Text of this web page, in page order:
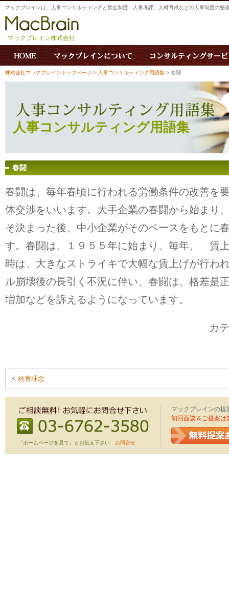
マックブレインは、人事コンサルティングと賃金制度、人事考課、人材育成などの人事制度の整
マックブレイン株式会社
株式会社マックブレイントップページ > 人事コンサルティング用語集 > 春闘
人事コンサルティング用語集
春闘
春闘は、毎年春頃に行われる労働条件の改善を
体交渉をいいます。大手企業の春闘から始まり
そ決まった後、中小企業がそのベースをもとに
す。春闘は、１９５５年に始まり、毎年、 賃
時は、大きなストライキで大幅な賃上げが行わ
ル崩壊後の長引く不況に伴い、春闘は、格差是
増加などを訴えるようになっています。
カ
< 経営理念
マックブレインの
初回面談＆ご提案は
「ホームページを見て」とお伝え下さい お問合せ